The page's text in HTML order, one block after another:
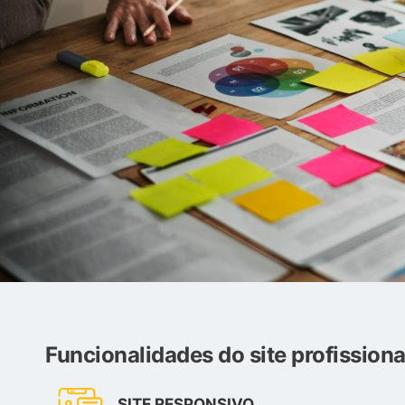
Funcionalidades do site